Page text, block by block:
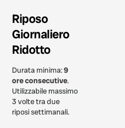
Riposo
Giornaliero
Ridotto
Durata minima:9
ore consecutive.
Utilizzabile massimo
3 volte tra due
riposi settimanali.